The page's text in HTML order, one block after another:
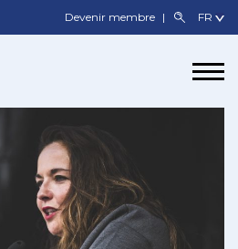
Devenir membre